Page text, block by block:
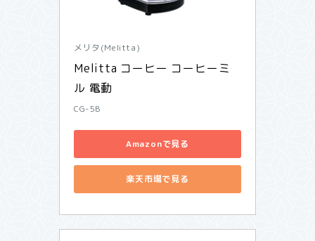
メリタ(Melitta)
Melitta コーヒー コーヒーミ
ル 電動
CG-5B
Amazonで見る
楽天市場で見る